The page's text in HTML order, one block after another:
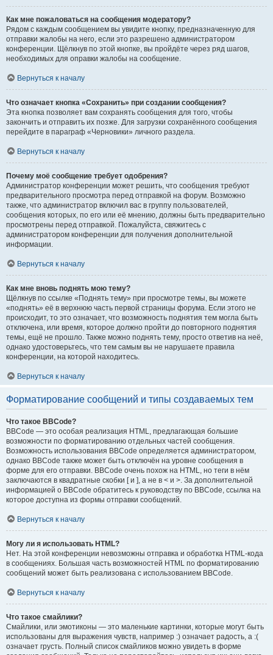
Как мне пожаловаться на сообщения модератору?
Рядом с каждым сообщением вы увидите кнопку, предназначенную для
отправки жалобы на него, если это разрешено администратором
конференции. Щёлкнув по этой кнопке, вы пройдёте через ряд шагов,
необходимых для оправки жалобы на сообщение.
Вернуться к началу
Что означает кнопка «Сохранить» при создании сообщения?
Эта кнопка позволяет вам сохранять сообщения для того, чтобы
закончить и отправить их позже. Для загрузки сохранённого сообщения
перейдите в параграф «Черновики» личного раздела.
Вернуться к началу
Почему моё сообщение требует одобрения?
Администратор конференции может решить, что сообщения требуют
предварительного просмотра перед отправкой на форум. Возможно
также, что администратор включил вас в группу пользователей,
сообщения которых, по его или её мнению, должны быть предварительно
просмотрены перед отправкой. Пожалуйста, свяжитесь с
администратором конференции для получения дополнительной
информации.
Вернуться к началу
Как мне вновь поднять мою тему?
Щёлкнув по ссылке «Поднять тему» при просмотре темы, вы можете
«поднять» её в верхнюю часть первой страницы форума. Если этого не
происходит, то это означает, что возможность поднятия тем могла быть
отключена, или время, которое должно пройти до повторного поднятия
темы, ещё не прошло. Также можно поднять тему, просто ответив на неё,
однако удостоверьтесь, что тем самым вы не нарушаете правила
конференции, на которой находитесь.
Вернуться к началу
Форматирование сообщений и типы создаваемых тем
Что такое BBCode?
BBCode — это особая реализация HTML, предлагающая большие
возможности по форматированию отдельных частей сообщения.
Возможность использования BBCode определяется администратором,
однако BBCode также может быть отключён на уровне сообщения в
форме для его отправки. BBCode очень похож на HTML, но теги в нём
заключаются в квадратные скобки [ и ], а не в < и >. За дополнительной
информацией о BBCode обратитесь к руководству по BBCode, ссылка на
которое доступна из формы отправки сообщений.
Вернуться к началу
Могу ли я использовать HTML?
Нет. На этой конференции невозможны отправка и обработка HTML-кода
в сообщениях. Большая часть возможностей HTML по форматированию
сообщений может быть реализована с использованием BBCode.
Вернуться к началу
Что такое смайлики?
Смайлики, или эмотиконы — это маленькие картинки, которые могут быть
использованы для выражения чувств, например :) означает радость, а :(
означает грусть. Полный список смайликов можно увидеть в форме